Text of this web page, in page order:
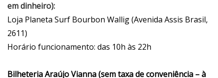
em dinheiro):
Loja Planeta Surf Bourbon Wallig (Avenida Assis Brasil,
2611)
Horário funcionamento: das 10h às 22h
Bilheteria Araújo Vianna (sem taxa de conveniência – à